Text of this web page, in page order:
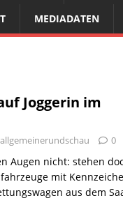
MEDIADATEN
Joggerin im
0
Augen nicht: stehen
mit
aus dem